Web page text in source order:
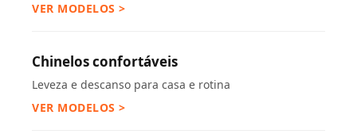
VER MODELOS >
Chinelos confortáveis
Leveza e descanso para casa e rotina
VER MODELOS >